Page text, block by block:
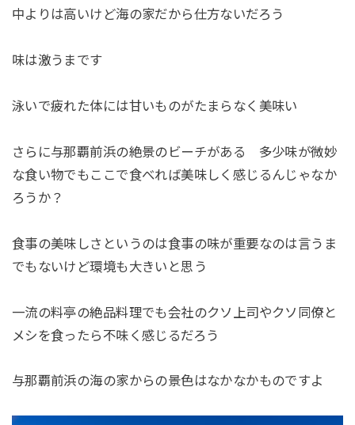
中よりは高いけど海の家だから仕方ないだろう
味は激うまです
泳いで疲れた体には甘いものがたまらなく美味い
さらに与那覇前浜の絶景のビーチがある 多少味が微妙
な食い物でもここで食べれば美味しく感じるんじゃなか
ろうか？
食事の美味しさというのは食事の味が重要なのは言うま
でもないけど環境も大きいと思う
一流の料亭の絶品料理でも会社のクソ上司やクソ同僚と
メシを食ったら不味く感じるだろう
与那覇前浜の海の家からの景色はなかなかものですよ